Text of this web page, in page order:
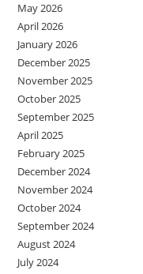
May 2026
April 2026
January 2026
December 2025
November 2025
October 2025
September 2025
April 2025
February 2025
December 2024
November 2024
October 2024
September 2024
August 2024
July 2024